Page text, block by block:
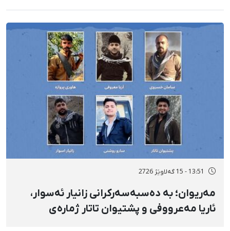
13:51 - 15 گەلاوێژ 2726
مەریوان؛ بە دەسبەسەرکرانی زانیار ئەسوار،
ئاریا مەعرووفی و پشتیوان تاتار ژمارەی